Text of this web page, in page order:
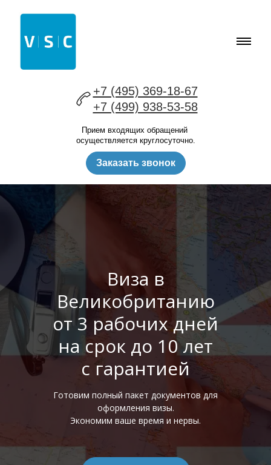
+7 (495) 369-18-67
+7 (499) 938-53-58
Прием входящих обращений
осуществляется круглосуточно.
Заказать звонок
Виза в
Великобританию
от 3 рабочих дней
на срок до 10 лет
с гарантией
Готовим полный пакет документов для
оформления визы.
Экономим ваше время и нервы.